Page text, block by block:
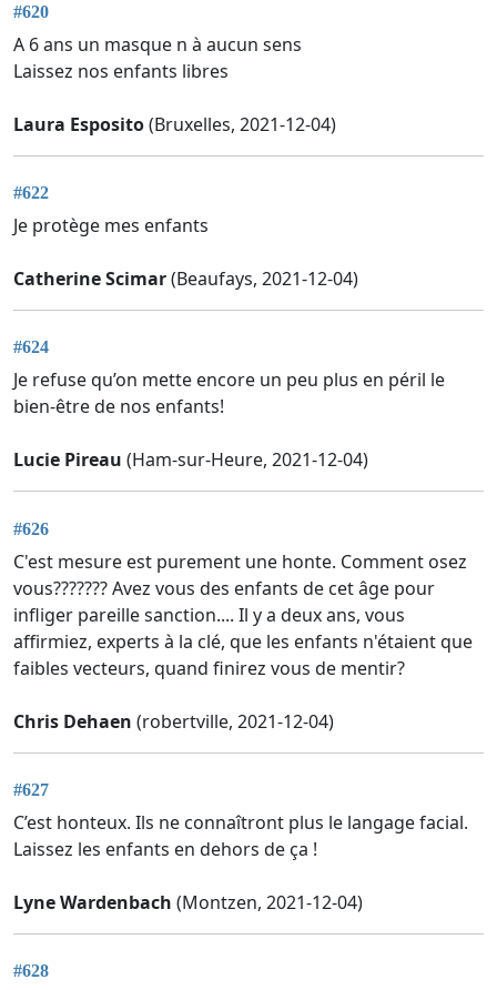
#620
A 6 ans un masque n à aucun sens
Laissez nos enfants libres
Laura Esposito(Bruxelles, 2021-12-04)
#622
Je protège mes enfants
Catherine Scimar(Beaufays, 2021-12-04)
#624
Je refuse qu’on mette encore un peu plus en péril le
bien-être de nos enfants!
Lucie Pireau (Ham-sur-Heure, 2021-12-04)
#626
C'est mesure est purement une honte. Comment osez
vous??????? Avez vous des enfants de cet âge pour
infliger pareille sanction.... Il y a deux ans, vous
affirmiez, experts à la clé, que les enfants n'étaient que
faibles vecteurs, quand finirez vous de mentir?
Chris Dehaen (robertville, 2021-12-04)
#627
C’est honteux. Ils ne connaîtront plus le langage facial.
Laissez les enfants en dehors de ça !
Lyne Wardenbach (Montzen, 2021-12-04)
#628